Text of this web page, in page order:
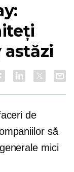
astăzi
de
să
mici